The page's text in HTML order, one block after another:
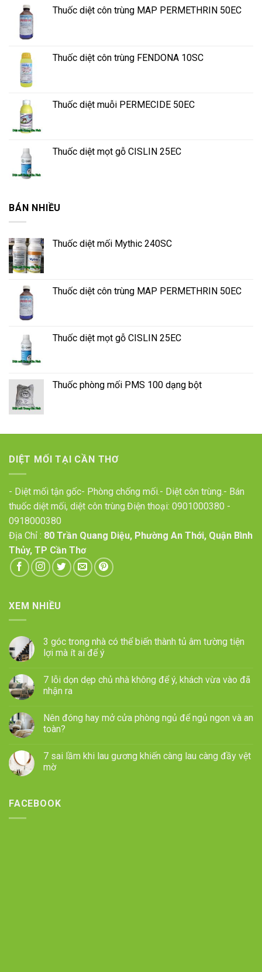
Thuốc diệt côn trùng MAP PERMETHRIN 50EC
Thuốc diệt côn trùng FENDONA 10SC
Thuốc diệt muỗi PERMECIDE 50EC
Thuốc diệt mọt gỗ CISLIN 25EC
BÁN NHIỀU
Thuốc diệt mối Mythic 240SC
Thuốc diệt côn trùng MAP PERMETHRIN 50EC
Thuốc diệt mọt gỗ CISLIN 25EC
Thuốc phòng mối PMS 100 dạng bột
DIỆT MỐI TẠI CẦN THƠ
- Diệt mối tận gốc- Phòng chống mối.- Diệt côn trùng.- Bán
thuốc diệt mối, diệt côn trùng.Điện thoại: 0901000380 -
0918000380
Địa Chỉ : 80 Trần Quang Diệu, Phường An Thới, Quận Bình
Thủy, TP Cần Thơ
XEM NHIỀU
3 góc trong nhà có thể biến thành tủ âm tường tiện
lợi mà ít ai để ý
7 lỗi dọn dẹp chủ nhà không để ý, khách vừa vào đã
nhận ra
Nên đóng hay mở cửa phòng ngủ để ngủ ngon và an
toàn?
7 sai lầm khi lau gương khiến càng lau càng đầy vệt
mờ
FACEBOOK